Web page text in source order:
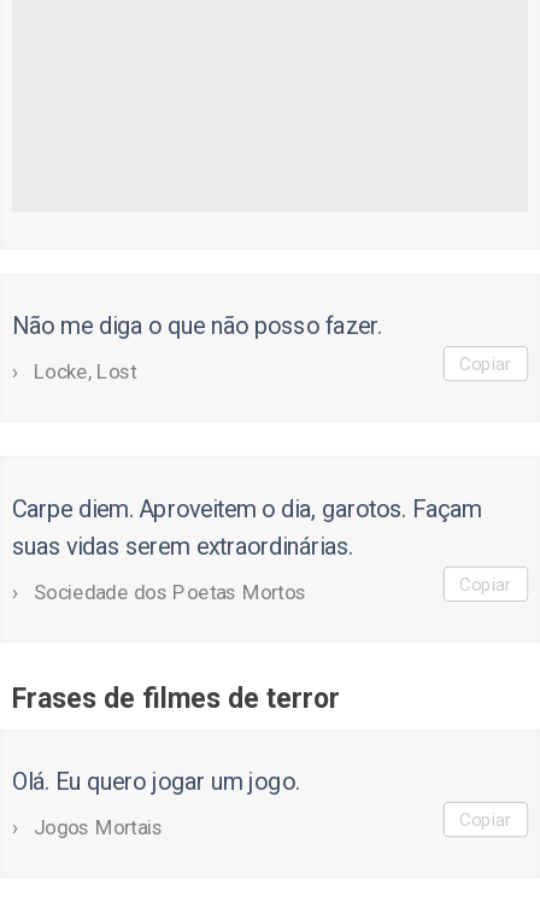
Não me diga o que não posso fazer.
Locke, Lost Copiar
Carpe diem. Aproveitem o dia, garotos. Façam
suas vidas serem extraordinárias.
Sociedade dos Poetas Mortos Copiar
Frases de filmes de terror
Olá. Eu quero jogar um jogo.
Jogos Mortais Copiar